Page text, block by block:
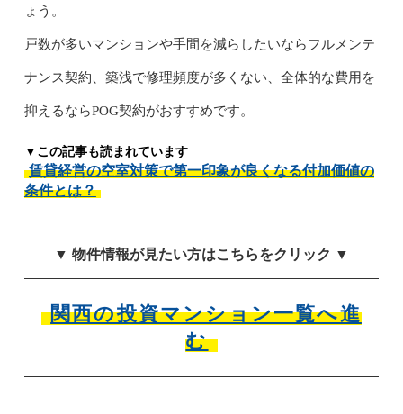
ょう。
戸数が多いマンションや手間を減らしたいならフルメンテ
ナンス契約、築浅で修理頻度が多くない、全体的な費用を
抑えるならPOG契約がおすすめです。
▼この記事も読まれています
賃貸経営の空室対策で第一印象が良くなる付加価値の
条件とは？
▼ 物件情報が見たい方はこちらをクリック ▼
関西の投資マンション一覧へ進
む